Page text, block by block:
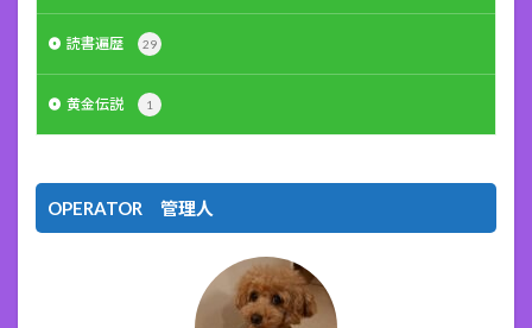
読書遍歴 29
黄金伝説 1
OPERATOR 管理人